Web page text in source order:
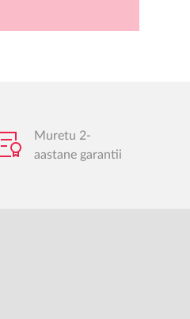
Muretu 2-
aastane garantii